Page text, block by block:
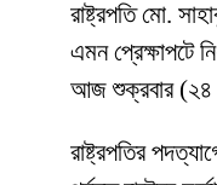
রাষ্ট্রপতি মো.
এমন প্রেক্ষাপটে
আজ শুক্রবার (২৪
রাষ্ট্রপতির